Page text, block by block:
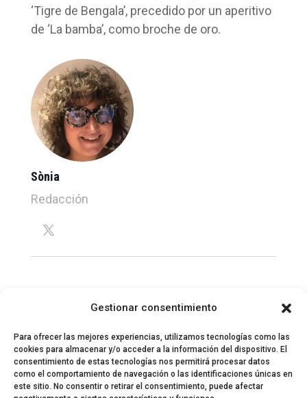
Gestionar consentimiento
Para ofrecer las mejores experiencias, utilizamos tecnologías como las
cookies para almacenar y/o acceder a la información del dispositivo. El
consentimiento de estas tecnologías nos permitirá procesar datos
como el comportamiento de navegación o las identificaciones únicas en
este sitio. No consentir o retirar el consentimiento, puede afectar
‘Tigre de Bengala’, precedido por un aperitivo
de ‘La bamba’, como broche de oro.
Sònia
Redacción